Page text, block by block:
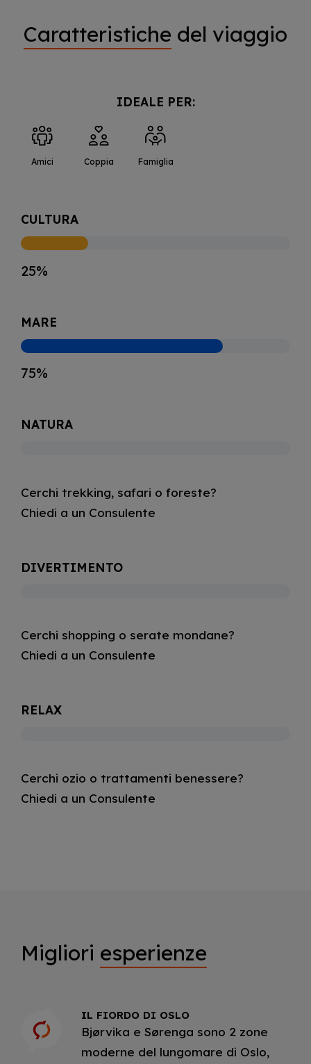
Caratteristiche del viaggio
IDEALE PER:
Amici Coppia Famiglia
CULTURA
25%
MARE
75%
NATURA
Cerchi trekking, safari o foreste?
Chiedi a un Consulente
DIVERTIMENTO
Cerchi shopping o serate mondane?
Chiedi a un Consulente
RELAX
Cerchi ozio o trattamenti benessere?
Chiedi a un Consulente
Migliori esperienze
IL FIORDO DI OSLO
Bjørvika e Sørenga sono 2 zone
moderne del lungomare di Oslo,